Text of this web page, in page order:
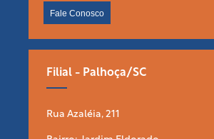
Fale Conosco
Filial - Palhoça/SC
Rua Azaléia, 211